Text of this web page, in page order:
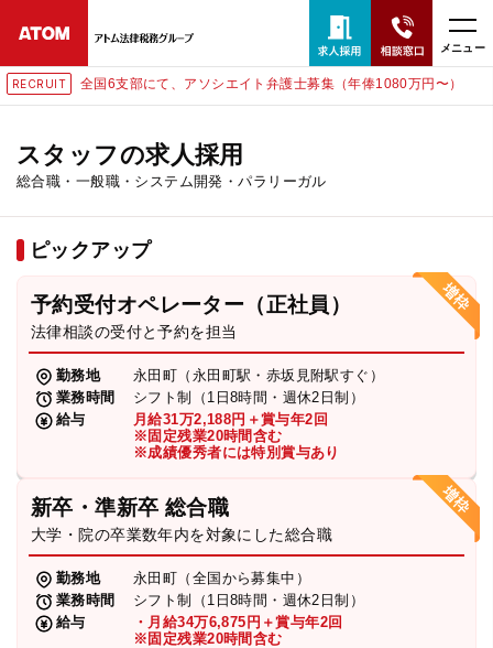
メニュー
6支部にて、アソシエイト弁護士募集（年俸1080万円〜） RECRUIT
スタッフの求人採用
総合職・一般職・システム開発・パラリーガル
ピックアップ
予約受付オペレーター（正社員）
法律相談の受付と予約を担当
勤務地
永田町（永田町駅・赤坂見附駅すぐ）
業務時間
シフト制（1日8時間・週休2日制）
給与
月給31万2,188円＋賞与年2回
※固定残業20時間含む
※成績優秀者には特別賞与あり
新卒・準新卒 総合職
大学・院の卒業数年内を対象にした総合職
勤務地
永田町（全国から募集中）
業務時間
シフト制（1日8時間・週休2日制）
給与
・月給34万6,875円＋賞与年2回
※固定残業20時間含む
24時間365日全国対応
無料相談窓口はこちら
ホーム
取扱分野
解決実績
弁護士・税理士
費用